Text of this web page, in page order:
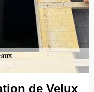
de Velux